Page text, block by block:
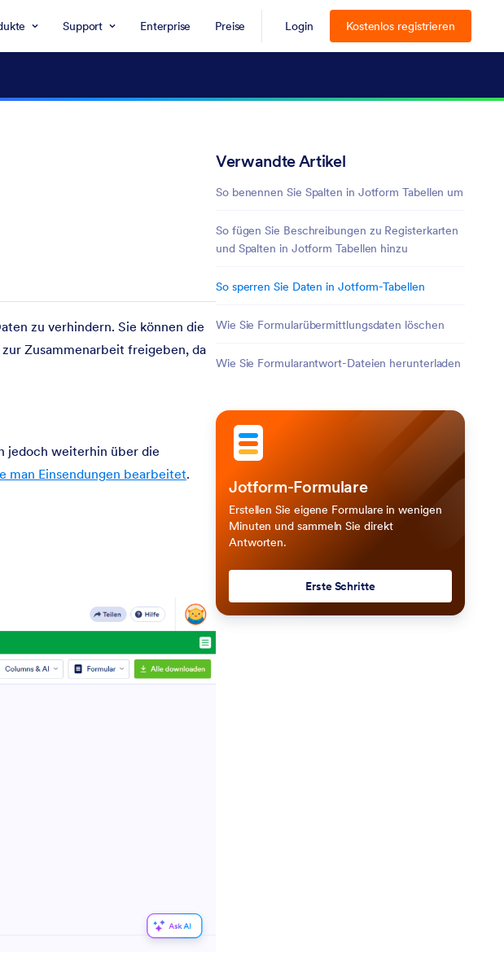
Support Enterprise Preise Login Kostenlos registrieren
zu verhindern. Sie können die
Zusammenarbeit freigeben, da
jedoch weiterhin über die
man Einsendungen bearbeitet.
Verwandte Artikel
So benennen Sie Spalten in Jotform Tabellen um
So fügen Sie Beschreibungen zu Registerkarten
und Spalten in Jotform Tabellen hinzu
So sperren Sie Daten in Jotform-Tabellen
Wie Sie Formularübermittlungsdaten löschen
Wie Sie Formularantwort-Dateien herunterladen
Jotform-Formulare
Erstellen Sie eigene Formulare in wenigen
Minuten und sammeln Sie direkt
Antworten.
Erste Schritte